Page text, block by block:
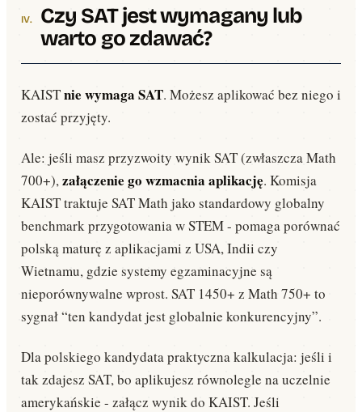
Czy SAT jest wymagany lub
warto go zdawać?
KAISTnie wymaga SAT. Możesz aplikować bez niego i
zostać przyjęty.
Ale: jeśli masz przyzwoity wynik SAT (zwłaszcza Math
700+),załączenie go wzmacnia aplikację. Komisja
KAIST traktuje SAT Math jako standardowy globalny
benchmark przygotowania w STEM - pomaga porównać
polską maturę z aplikacjami z USA, Indii czy
Wietnamu, gdzie systemy egzaminacyjne są
nieporównywalne wprost. SAT 1450+ z Math 750+ to
sygnał “ten kandydat jest globalnie konkurencyjny”.
Dla polskiego kandydata praktyczna kalkulacja: jeśli i
tak zdajesz SAT, bo aplikujesz równolegle na uczelnie
amerykańskie - załącz wynik do KAIST. Jeśli